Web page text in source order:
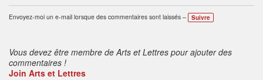
Envoyez-moi un e-mail lorsque des commentaires sont laissés – Suivre
Vous devez être membre de Arts et Lettres pour ajouter des
commentaires !
Join Arts et Lettres